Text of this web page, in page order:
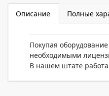
Описание Полные
Покупая
необходимыми
В нашем штате